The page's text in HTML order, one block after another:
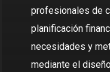
profesionales de
planificación
necesidades y
mediante el